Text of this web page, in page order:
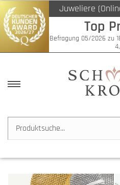
Juweliere
Top
Befragung 05/2026 zu